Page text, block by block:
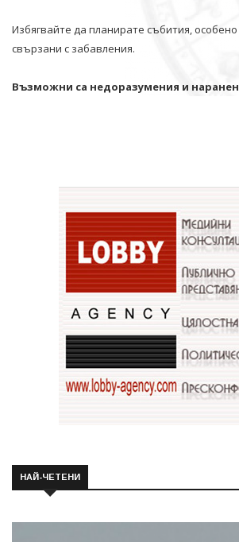
Избягвайте да планирате събития,
свързани с забавления.
Възможни са недоразумения и
НАЙ-ЧЕТЕНИ